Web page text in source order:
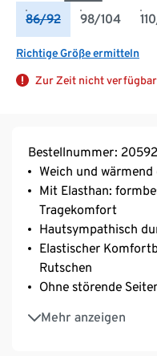
86/92 98/104
Richtige Größe ermitteln
Zur Zeit nicht verfügbar
Bestellnummer:
Weich und
Mit Elasthan:
Tragekomfort
Hautsympathisch
Elastischer
Rutschen
Ohne störende
Mehr anzeigen
Größeneinstrick
Mit Baumwolle